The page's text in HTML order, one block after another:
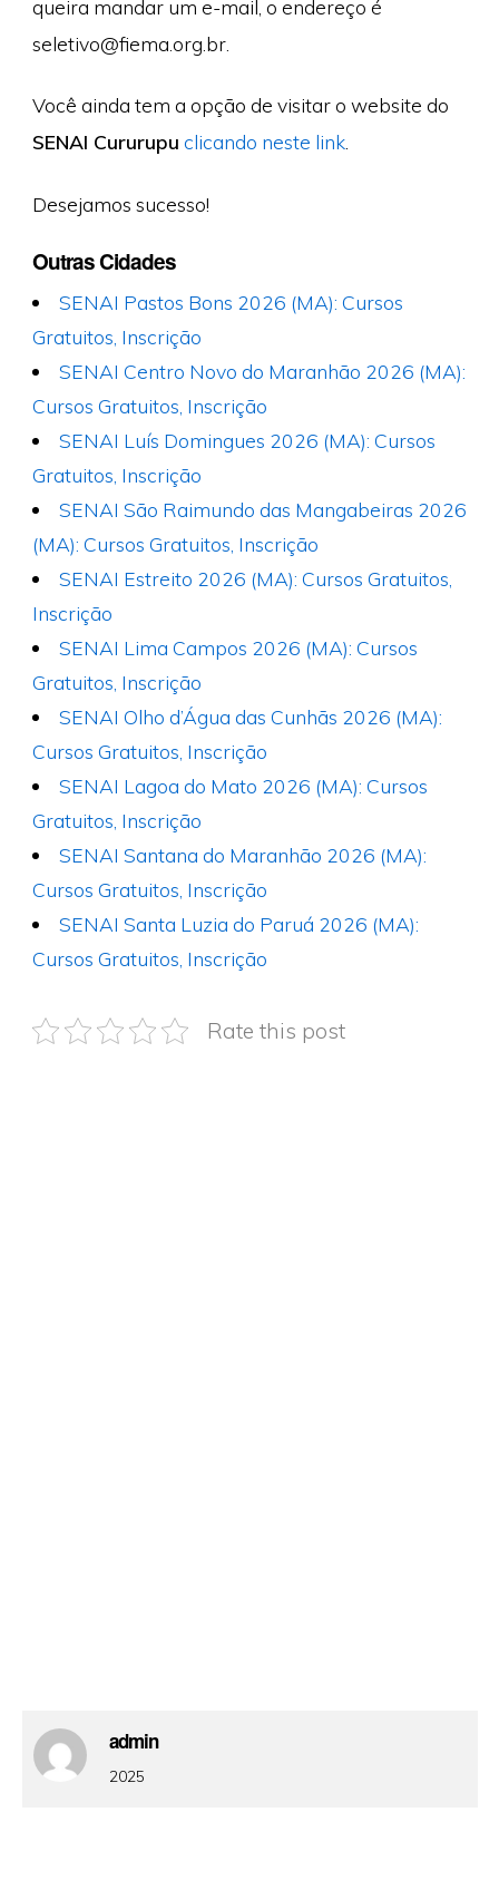
queira mandar um e-mail, o endereço é
seletivo@fiema.org.br.
Você ainda tem a opção de visitar o website do
SENAI Cururupu clicando neste link.
Desejamos sucesso!
Outras Cidades
SENAI Pastos Bons 2026 (MA): Cursos
Gratuitos, Inscrição
SENAI Centro Novo do Maranhão 2026 (MA):
Cursos Gratuitos, Inscrição
SENAI Luís Domingues 2026 (MA): Cursos
Gratuitos, Inscrição
SENAI São Raimundo das Mangabeiras 2026
(MA): Cursos Gratuitos, Inscrição
SENAI Estreito 2026 (MA): Cursos Gratuitos,
Inscrição
SENAI Lima Campos 2026 (MA): Cursos
Gratuitos, Inscrição
SENAI Olho d’Água das Cunhãs 2026 (MA):
Cursos Gratuitos, Inscrição
SENAI Lagoa do Mato 2026 (MA): Cursos
Gratuitos, Inscrição
SENAI Santana do Maranhão 2026 (MA):
Cursos Gratuitos, Inscrição
SENAI Santa Luzia do Paruá 2026 (MA):
Cursos Gratuitos, Inscrição
Rate this post
admin
2025